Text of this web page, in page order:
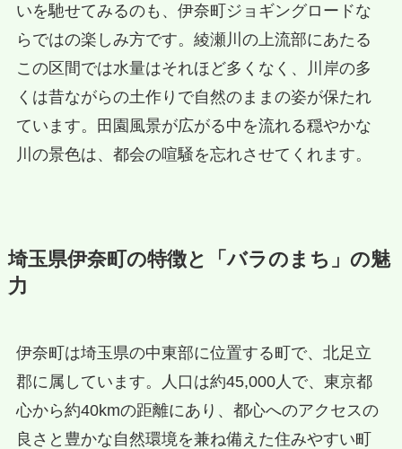
いを馳せてみるのも、伊奈町ジョギングロードな
らではの楽しみ方です。綾瀬川の上流部にあたる
この区間では水量はそれほど多くなく、川岸の多
くは昔ながらの土作りで自然のままの姿が保たれ
ています。田園風景が広がる中を流れる穏やかな
川の景色は、都会の喧騒を忘れさせてくれます。
埼玉県伊奈町の特徴と「バラのまち」の魅
力
伊奈町は埼玉県の中東部に位置する町で、北足立
郡に属しています。人口は約45,000人で、東京都
心から約40kmの距離にあり、都心へのアクセスの
良さと豊かな自然環境を兼ね備えた住みやすい町